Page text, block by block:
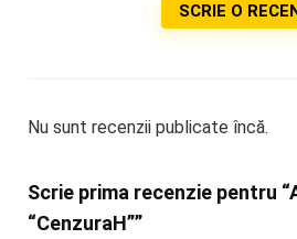
SCRIE O
Nu sunt recenzii publicate încă.
Scrie prima recenzie pentru
“CenzuraH””